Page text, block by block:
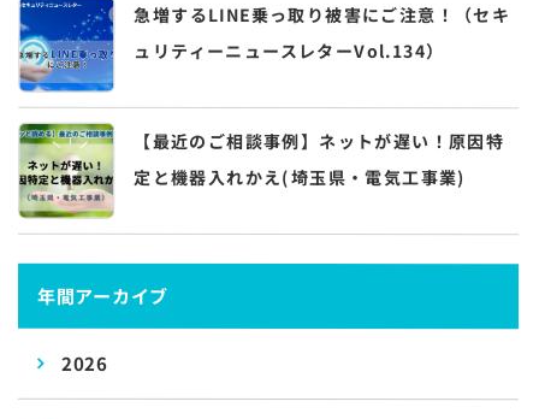
急増するLINE乗っ取り被害にご注意！（セキ
ュリティーニュースレターVol.134）
【最近のご相談事例】ネットが遅い！原因特
定と機器入れかえ(埼玉県・電気工事業)
年間アーカイブ
2026